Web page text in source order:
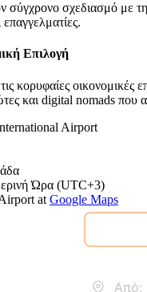
σχεδιασμό με
επαγγελματίες.
Επιλογή
κορυφαίες
και digital nomads που
Airport
Ώρα (UTC+3)
at Google Maps